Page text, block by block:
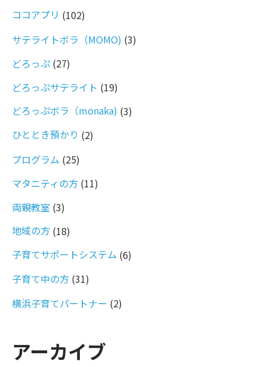
ココアプリ (102)
サテライトボラ（MOMO) (3)
どろっぷ (27)
どろっぷサテライト (19)
どろっぷボラ（monaka) (3)
ひととき預かり (2)
プログラム (25)
マタニティの方 (11)
両親教室 (3)
地域の方 (18)
子育てサポートシステム (6)
子育て中の方 (31)
横浜子育てパートナー (2)
アーカイブ